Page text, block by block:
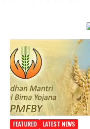
FEATURED
LATEST NEWS